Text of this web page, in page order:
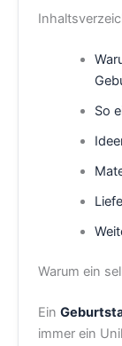
So
Warum ein
Ein
immer ein